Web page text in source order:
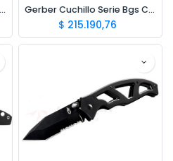
Gerber Scout Drop Cortapluma Tactica Gerber Cuchillo Serie Bgs C/ Iniciador De Fuego
$ 215.190,76